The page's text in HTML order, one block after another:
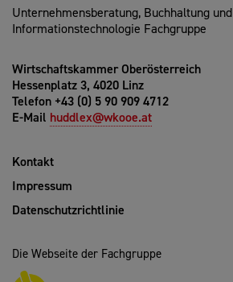
Unternehmensberatung, Buchhaltung und
Informationstechnologie Fachgruppe
Wirtschaftskammer Oberösterreich
Hessenplatz 3, 4020 Linz
Telefon +43 (0) 5 90 909 4712
E-Mail huddlex@wkooe.at
Kontakt
Impressum
Datenschutzrichtlinie
Die Webseite der Fachgruppe